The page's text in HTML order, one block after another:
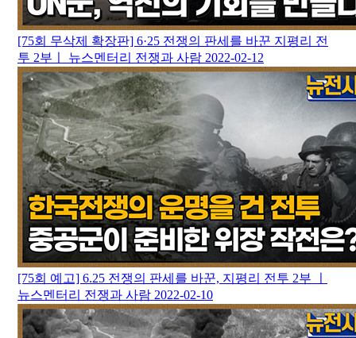
[75회 무삭제 확장판] 6·25 전쟁의 판세를 바꾼 지평리 전
투 2부ㅣ 뉴스멘터리 전쟁과 사람 2022-02-12
[75회 예고] 6.25 전쟁의 판세를 바꾼, 지평리 전투 2부 ㅣ
뉴스멘터리 전쟁과 사람 2022-02-10